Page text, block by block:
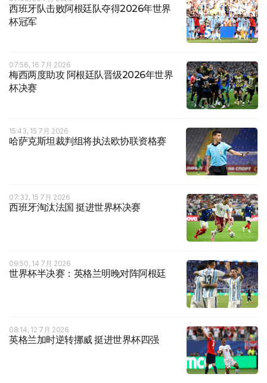
西班牙队击败阿根廷队夺得2026年世界
杯冠军
07:56, 16 7月 2026
梅西两度助攻 阿根廷队晋级2026年世界
杯决赛
15:43, 15 7月 2026
哈萨克斯坦裁判组将执法欧协联资格赛
07:32, 15 7月 2026
西班牙淘汰法国 挺进世界杯决赛
09:50, 14 7月 2026
世界杯半决赛：英格兰明晚对阵阿根廷
08:14, 12 7月 2026
英格兰加时逆转挪威 挺进世界杯四强